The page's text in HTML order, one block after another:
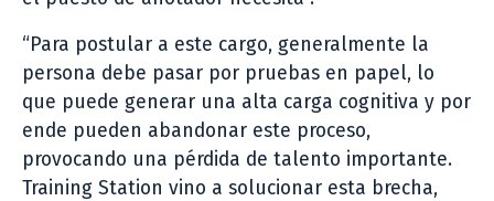
“Para postular a este cargo, generalmente la
persona debe pasar por pruebas en papel, lo
que puede generar una alta carga cognitiva y por
ende pueden abandonar este proceso,
provocando una pérdida de talento importante.
Training Station vino a solucionar esta brecha,